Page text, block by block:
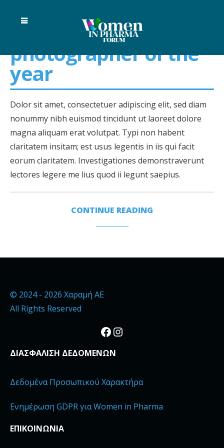
photographer of the
year
Dolor sit amet, consectetuer adipiscing elit, sed diam
nonummy nibh euismod tincidunt ut laoreet dolore
magna aliquam erat volutpat. Typi non habent
claritatem insitam; est usus legentis in iis qui facit
eorum claritatem. Investigationes demonstraverunt
lectores legere me lius quod ii legunt saepius.
CONTINUE READING
© 2024 - 2026 Χαραμή ΑΕ
All Rights Reserved
Facebook
Instagram
ΔΙΑΣΦΑΛΙΣΗ ΔΕΔΟΜΕΝΩΝ
Δεδομένα Προσωπικού Χαρακτήρα
Ενημέρωση GDPR για Women in Pharma
ΕΠΙΚΟΙΝΩΝΙΑ